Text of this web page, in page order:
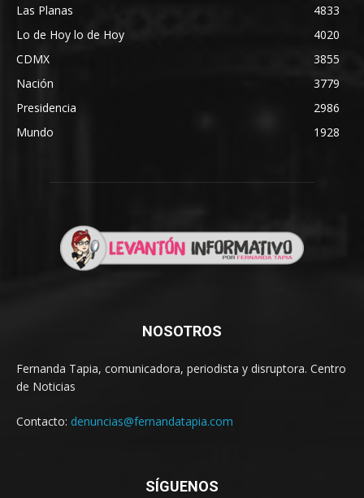
Las Planas
4833
Lo de Hoy lo de Hoy
4020
CDMX
3855
Nación
3779
Presidencia
2986
Mundo
1928
NOSOTROS
Fernanda Tapia, comunicadora, periodista y disruptora. Centro
de Noticias
Contacto: denuncias@fernandatapia.com
SÍGUENOS